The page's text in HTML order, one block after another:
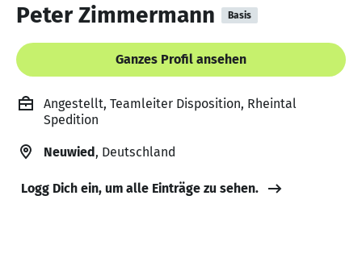
Peter Zimmermann Basis
Ganzes Profil ansehen
Angestellt, Teamleiter Disposition, Rheintal
Spedition
Neuwied, Deutschland
Logg Dich ein, um alle Einträge zu sehen.